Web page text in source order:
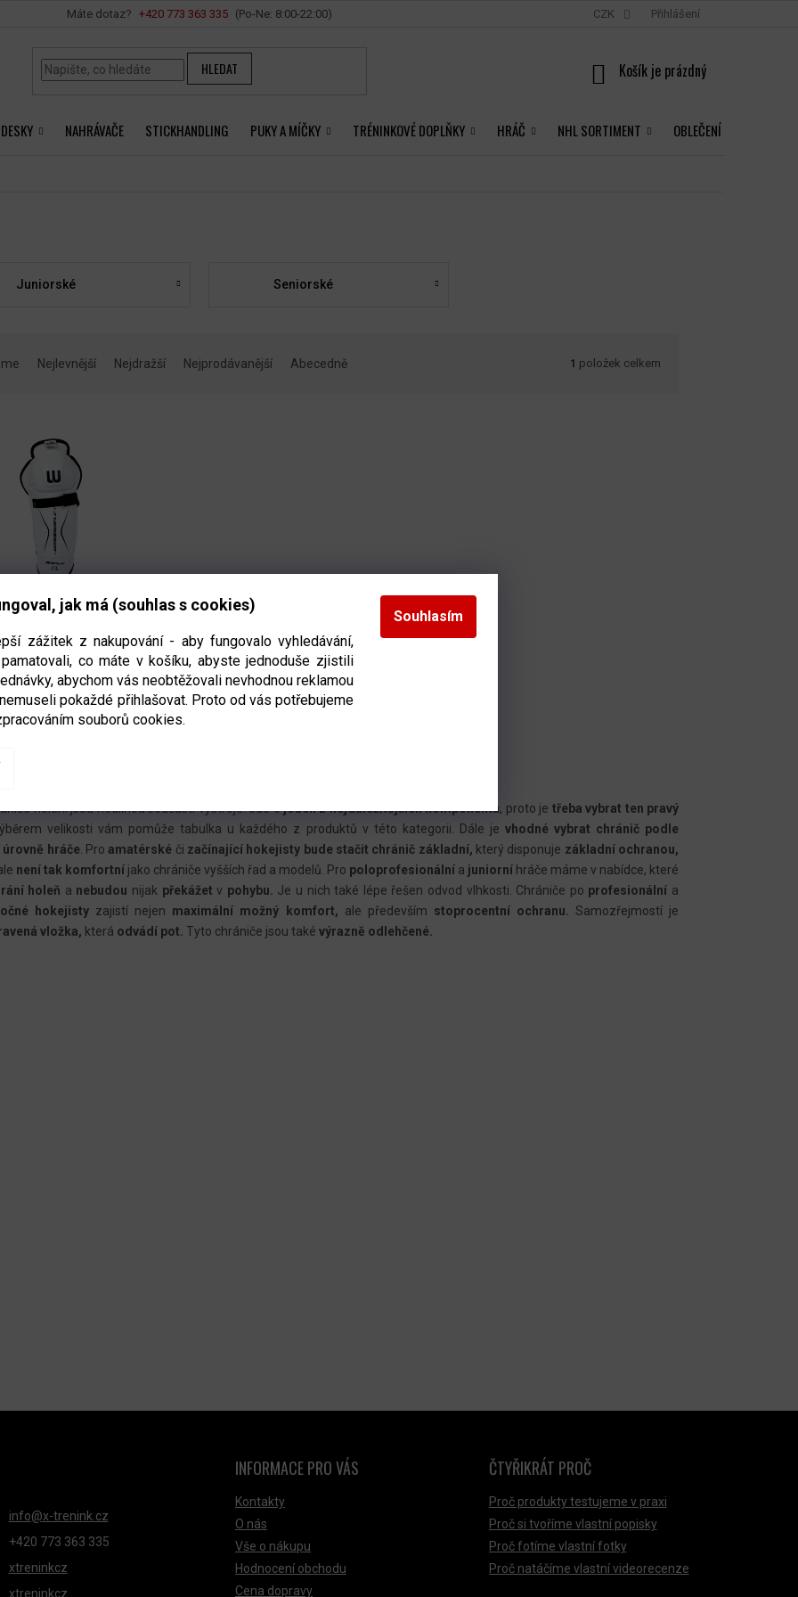
jak má (souhlas s cookies)
zážitek z nakupování - aby fungovalo vyhledávání,
co máte v košíku, abyste jednoduše zjistili
abychom vás neobtěžovali nevhodnou reklamou
pokaždé přihlašovat. Proto od vás potřebujeme
souborů cookies.
Souhlasím
+420 ‭773 363 335
Vše o nákupu CZK Přihlášení
HLEDAT
NÁKUPNÍ
NAHRÁVAČE STICKHANDLING PUKY A MÍČKY TRÉNINKOVÉ DOPLŇKY HRÁČ NHL SORTIMENT OBLEČENÍ
Juniorské Seniorské
Nejlevnější Nejdražší Nejprodávanější Abecedně 1 položek celkem
AMP500 YTH
Ihned k odeslání(>5 ks)
DETAIL
V
L
Á
D
A
C
holení jsou nedílnou součásti výstroje. Jde ojeden z nejdůležitějších komponentů, proto je třeba vybrat ten pravý
velikosti vám pomůže tabulka u každého z produktů v této kategorii. Dále je vhodné vybrat chránič podle
hráče. Proamatérské či začínající hokejisty bude stačit chránič základní, který disponuje základní ochranou,
není tak komfortní jako chrániče vyšších řad a modelů. Pro poloprofesionální a juniorní hráče máme v nabídce, které
holeň a nebudou nijak překážet v pohybu. Je u nich také lépe řešen odvod vlhkosti. Chrániče po profesionální a
hokejisty zajistí nejen maximální možný komfort, ale především stoprocentní ochranu. Samozřejmostí je
vložka, která odvádí pot. Tyto chrániče jsou také výrazně odlehčené.
info@x-trenink.cz
+420 ‭773 363 335
xtreninkcz
xtreninkcz
INFORMACE PRO VÁS
Kontakty
O nás
Vše o nákupu
Hodnocení obchodu
Cena dopravy
ČTYŘIKRÁT PROČ
Proč produkty testujeme v praxi
Proč si tvoříme vlastní popisky
Proč fotíme vlastní fotky
Proč natáčíme vlastní videorecenze